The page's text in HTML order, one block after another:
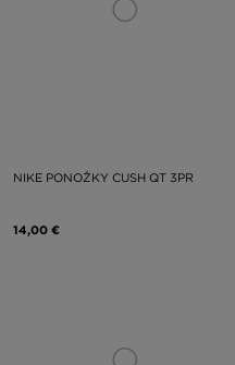
NIKE PONOŽKY CUSH QT 3PR
14,00 €